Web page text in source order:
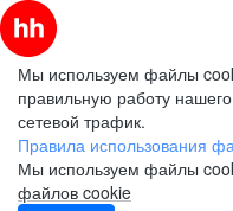
Мы используем файлы
правильную работу
сетевой трафик.
Правила использования
Мы используем файлы
файлов cookie